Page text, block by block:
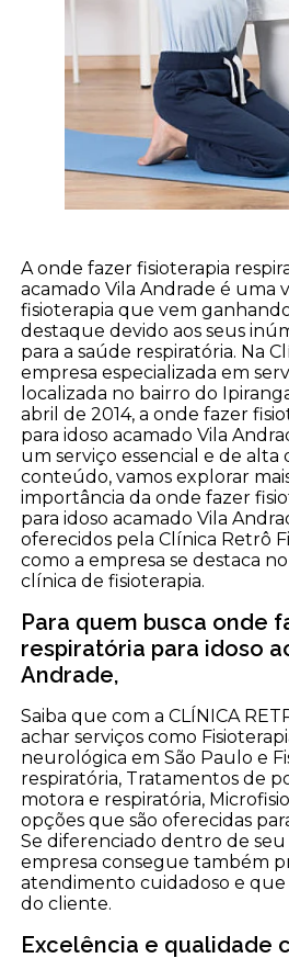
A onde fazer fisioterapia
acamado Vila Andrade é uma
fisioterapia que vem
destaque devido aos seus
para a saúde respiratória. Na
empresa especializada em
localizada no bairro do
abril de 2014, a onde fazer
para idoso acamado Vila
um serviço essencial e de alta
conteúdo, vamos explorar
importância da onde fazer
para idoso acamado Vila
oferecidos pela Clínica Retrô
como a empresa se destaca
clínica de fisioterapia.
Para quem busca onde
respiratória para idoso
Andrade,
Saiba que com a CLÍNICA
achar serviços como
neurológica em São Paulo e
respiratória, Tratamentos de
motora e respiratória,
opções que são oferecidas
Se diferenciado dentro de seu
empresa consegue também
atendimento cuidadoso e que
do cliente.
Excelência e qualidade